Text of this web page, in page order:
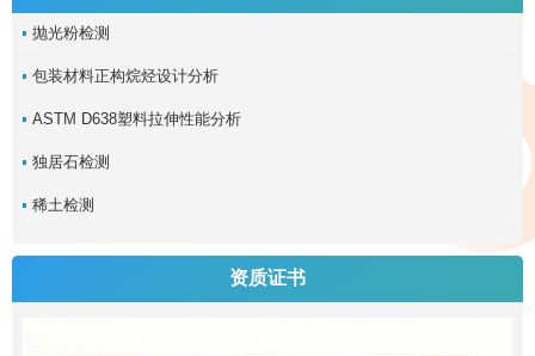
抛光粉检测
包装材料正构烷烃设计分析
ASTM D638塑料拉伸性能分析
独居石检测
稀土检测
资质证书